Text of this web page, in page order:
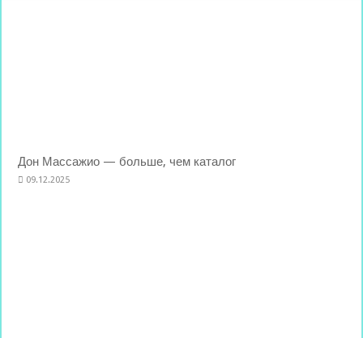
Дон Массажио — больше, чем каталог
09.12.2025